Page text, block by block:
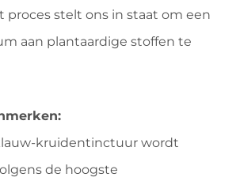
proces stelt ons in staat om een
aan plantaardige stoffen te
kruidentinctuur wordt
de hoogste